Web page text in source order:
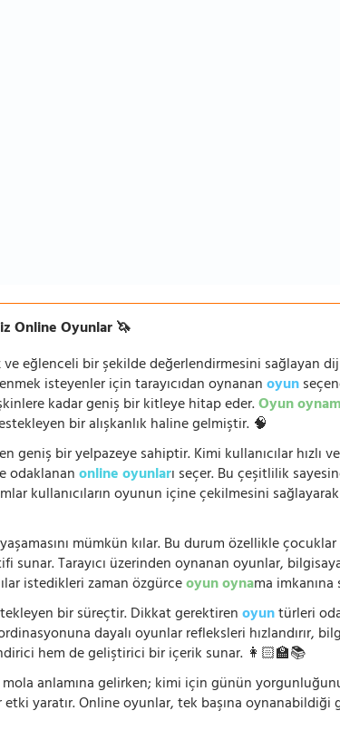
Online Oyunlar 🦄
eğlenceli bir şekilde değerlendirmesini sağlayan
isteyenler için tarayıcıdan oynananoyun
kadar geniş bir kitleye hitap eder.Oyun
bir alışkanlık haline gelmiştir. 🧠
geniş bir yelpazeye sahiptir. Kimi kullanıcılar hızlı
odaklananonline oyunları seçer. Bu çeşitlilik
kullanıcıların oyunun içine çekilmesini
mümkün kılar. Bu durum özellikle
Tarayıcı üzerinden oynanan oyunlar,
istedikleri zaman özgürceoyun oynama
bir süreçtir. Dikkat gerektirenoyuntürleri
dayalı oyunlar refleksleri hızlandırır,
hem de geliştirici bir içerik sunar. 👩🏻‍🏫📚
mola anlamına gelirken; kimi için günün
yaratır. Online oyunlar, tek başına